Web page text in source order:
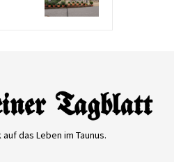
das Leben im Taunus.